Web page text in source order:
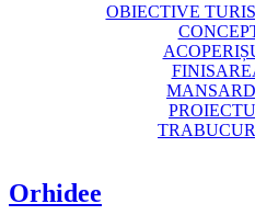
OBIECTIVE
Orhidee